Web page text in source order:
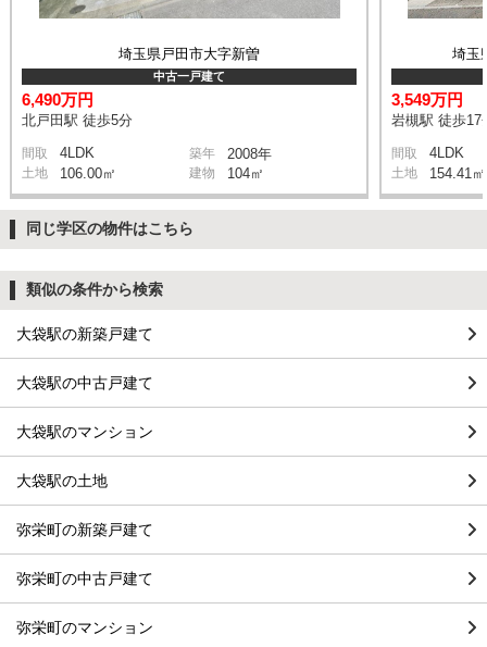
埼玉県戸田市大字新曽
中古一戸建て
6,490万円
北戸田駅 徒歩5分
間取 4LDK 築年 2008年
土地 106.00㎡ 建物 104㎡
埼玉
3,549万円
岩槻駅 徒歩17
間取 4LDK
土地 154.41㎡
同じ学区の物件はこちら
類似の条件から検索
大袋駅の新築戸建て
大袋駅の中古戸建て
大袋駅のマンション
大袋駅の土地
弥栄町の新築戸建て
弥栄町の中古戸建て
弥栄町のマンション